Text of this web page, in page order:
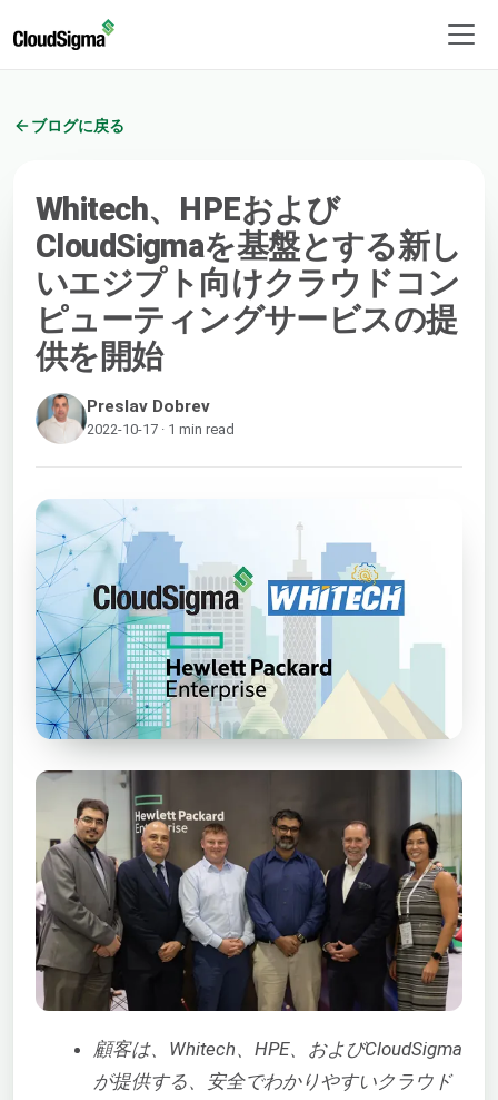
ブログに戻る
Whitech、HPEおよび
CloudSigmaを基盤とする新し
いエジプト向けクラウドコン
ピューティングサービスの提
供を開始
Preslav Dobrev
2022-10-17 · 1 min read
顧客は、Whitech、HPE、およびCloudSigma
が提供する、安全でわかりやすいクラウド